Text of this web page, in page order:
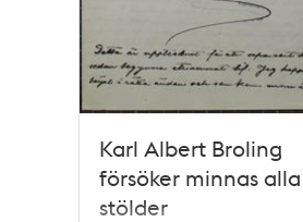
Karl Albert Broling
försöker minnas
stölder